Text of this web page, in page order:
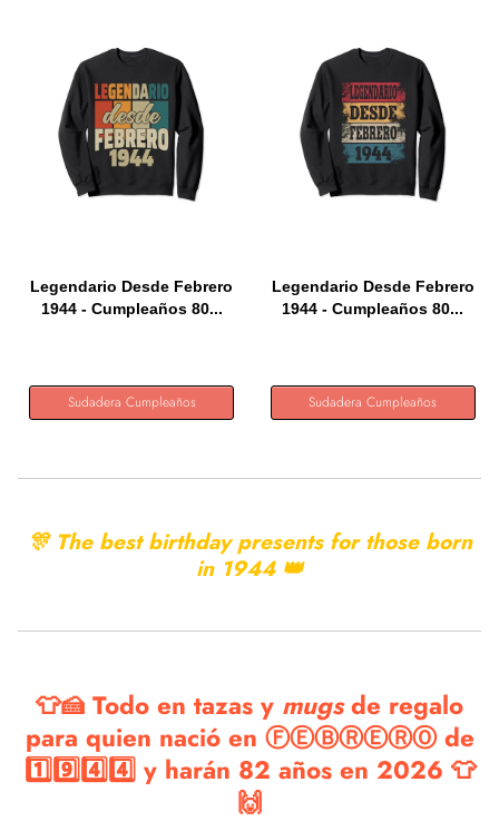
Legendario Desde Febrero
1944 - Cumpleaños 80...
Sudadera Cumpleaños
Legendario Desde Febrero
1944 - Cumpleaños 80...
Sudadera Cumpleaños
🎊 The best birthday presents for those born
in 1944 👑
👕🍰 Todo en tazas y mugsde regalo
para quien nació en ⒻⒺⒷⓇⒺⓇⓄ de
1️⃣9️⃣4️⃣4️⃣ y harán 82 años en 2026 👕
🙌